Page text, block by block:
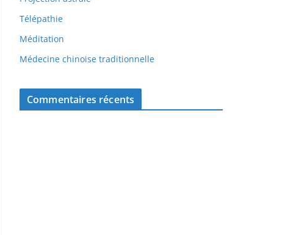
Télépathie
Méditation
Médecine chinoise traditionnelle
Commentaires récents